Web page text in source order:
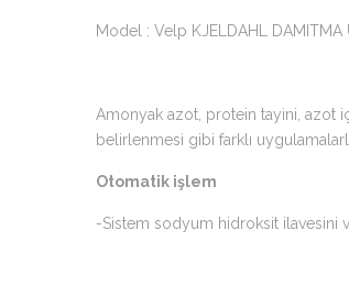
Model : Velp KJELDAHL DAMITMA
Amonyak azot, protein tayini, azot
belirlenmesi gibi farklı
Otomatik işlem
-Sistem sodyum hidroksit ilavesini